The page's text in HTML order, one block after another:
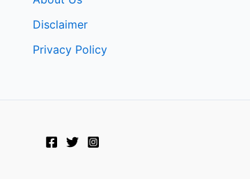
Disclaimer
Privacy Policy